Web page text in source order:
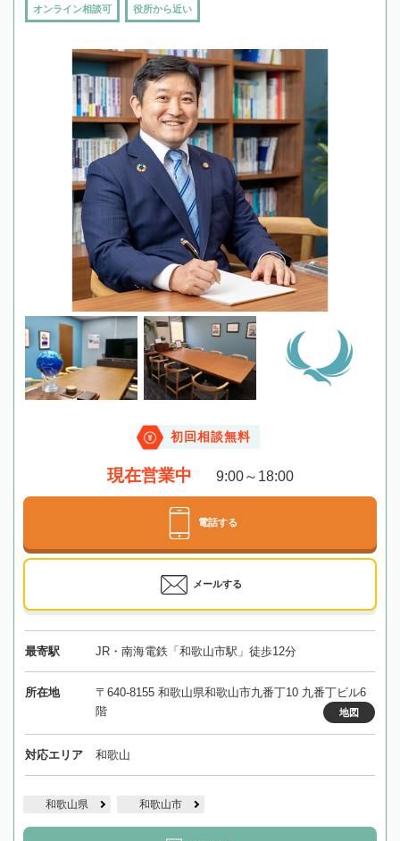
オンライン相談可 役所から近い
初回相談無料
現在営業中 9:00～18:00
電話する
メールする
最寄駅 JR・南海電鉄「和歌山市駅」徒歩12分
所在地
〒640-8155 和歌山県和歌山市九番丁10 九番丁ビル6
階
地図
対応エリア 和歌山
和歌山県 和歌山市